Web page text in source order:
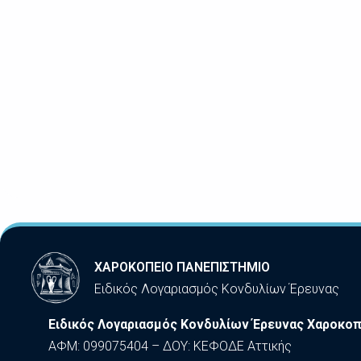
ΧΑΡΟΚΟΠΕΙΟ ΠΑΝΕΠΙΣΤΗΜΙΟ
Ειδικός Λογαριασμός Κονδυλίων Έρευνας
Ειδικός Λογαριασμός Κονδυλίων Έρευνας
ΑΦΜ: 099075404 – ΔΟΥ: ΚΕΦΟΔΕ Αττικής